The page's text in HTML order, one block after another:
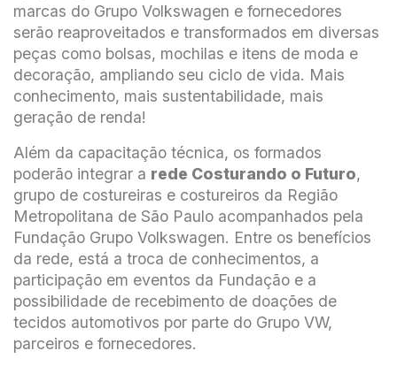
marcas do Grupo Volkswagen e fornecedores
serão reaproveitados e transformados em diversas
peças como bolsas, mochilas e itens de moda e
decoração, ampliando seu ciclo de vida. Mais
conhecimento, mais sustentabilidade, mais
geração de renda!
Além da capacitação técnica, os formados
poderão integrar a rede Costurando o Futuro,
grupo de costureiras e costureiros da Região
Metropolitana de São Paulo acompanhados pela
Fundação Grupo Volkswagen. Entre os benefícios
da rede, está a troca de conhecimentos, a
participação em eventos da Fundação e a
possibilidade de recebimento de doações de
tecidos automotivos por parte do Grupo VW,
parceiros e fornecedores.